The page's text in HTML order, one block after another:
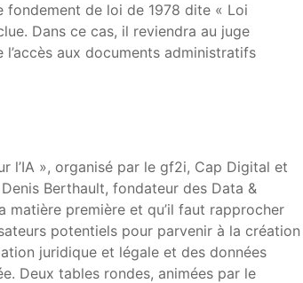
de loi de 1978 dite « Loi
Dans ce cas, il reviendra au juge
aux documents administratifs
l’IA », organisé par le gf2i, Cap Digital et
Berthault, fondateur des Data &
matière première et qu’il faut rapprocher
potentiels pour parvenir à la création
juridique et légale et des données
Deux tables rondes, animées par le